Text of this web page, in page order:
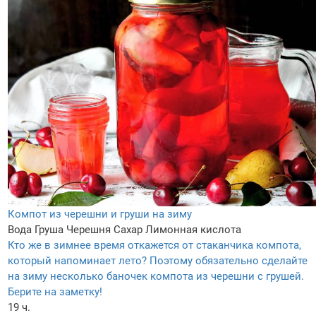
Компот из черешни и груши на зиму
Вода Груша Черешня Сахар Лимонная кислота
Кто же в зимнее время откажется от стаканчика компота,
который напоминает лето? Поэтому обязательно сделайте
на зиму несколько баночек компота из черешни с грушей.
Берите на заметку!
19 ч.